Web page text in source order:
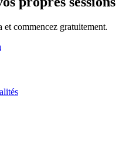
et commencez gratuitement.